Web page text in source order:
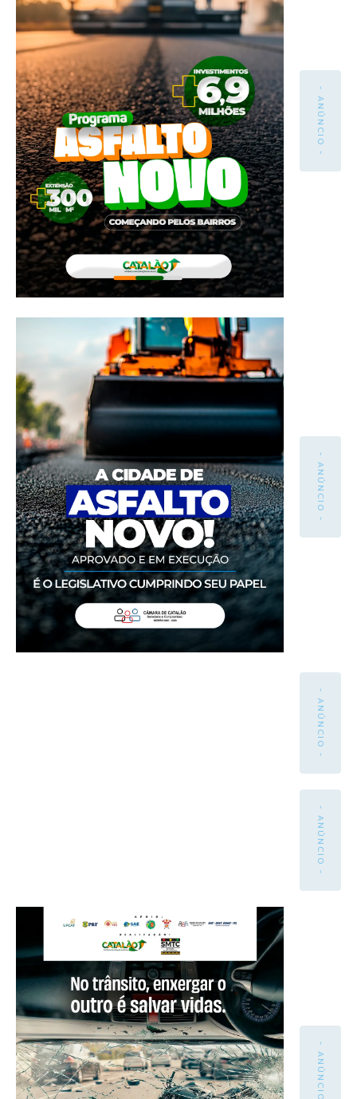
- ANÚNCIO -
- ANÚNCIO -
- ANÚNCIO -
- ANÚNCIO -
- ANÚNCIO -